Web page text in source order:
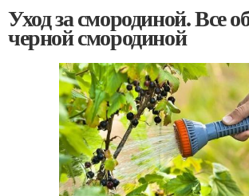
Уход за смородиной. Все
черной смородиной